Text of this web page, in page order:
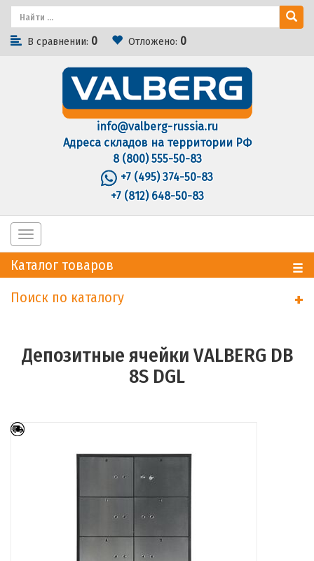
В сравнении: 0 Отложено: 0
info@valberg-russia.ru
Адреса складов на территории РФ
8 (800) 555-50-83
+7 (495) 374-50-83
+7 (812) 648-50-83
Toggle
navigation
Каталог товаров
Поиск по каталогу
+
Депозитные ячейки VALBERG DB
8S DGL